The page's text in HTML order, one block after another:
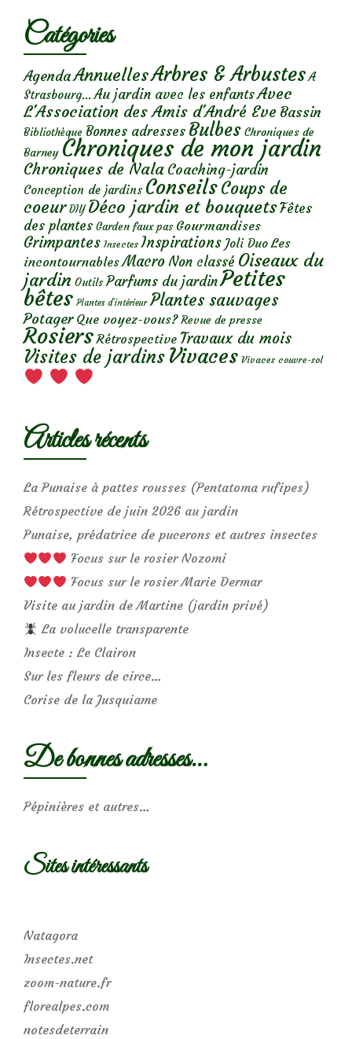
Catégories
AgendaAnnuellesArbres & Arbustes A
Strasbourg... Au jardin avec les enfantsAvec
L'Association des Amis d'André Eve Bassin
Bibliothèque Bonnes adresses Bulbes Chroniques de
Barney Chroniques de mon jardin
Chroniques de Nala Coaching-jardin
Conception de jardins ConseilsCoups de
coeur DIY Déco jardin et bouquetsFêtes
des plantes Garden faux pas Gourmandises
Grimpantes Insectes Inspirations Joli Duo Les
incontournables Macro Non classé Oiseaux du
jardin Outils Parfums du jardinPetites
bêtes Plantes d’intérieur Plantes sauvages
Potager Que voyez-vous? Revue de presse
Rosiers Rétrospective Travaux du mois
Visites de jardins Vivaces Vivaces couvre-sol
Articles récents
La Punaise à pattes rousses (Pentatoma rufipes)
Rétrospective de juin 2026 au jardin
Punaise, prédatrice de pucerons et autres insectes
Focus sur le rosier Nozomi
Focus sur le rosier Marie Dermar
Visite au jardin de Martine (jardin privé)
La volucelle transparente
Insecte : Le Clairon
Sur les fleurs de circe…
Corise de la Jusquiame
De bonnes adresses…
Pépinières et autres…
Sites intéressants
Natagora
Insectes.net
zoom-nature.fr
florealpes.com
notesdeterrain